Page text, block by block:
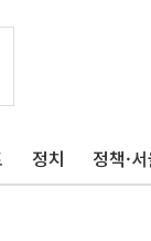
정치 정책·